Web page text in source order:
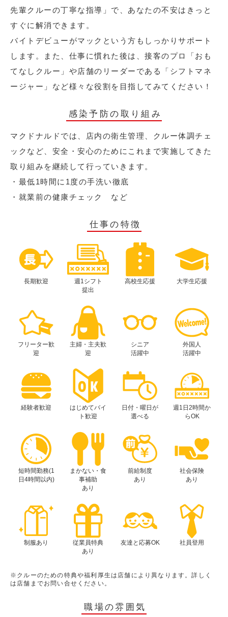
先輩クルーの丁寧な指導」で、あなたの不安はきっと
すぐに解消できます。
バイトデビューがマックという方もしっかりサポート
します。また、仕事に慣れた後は、接客のプロ「おも
てなしクルー」や店舗のリーダーである「シフトマネ
ージャー」など様々な役割を目指してみてください！
感染予防の取り組み
マクドナルドでは、店内の衛生管理、クルー体調チェ
ックなど、安全・安心のためにこれまで実施してきた
取り組みを継続して行っていきます。
・最低1時間に1度の手洗い徹底
・就業前の健康チェック など
仕事の特徴
長期歓迎
週1シフト
提出
高校生応援 大学生応援
フリーター歓
迎
主婦・主夫歓
迎
シニア
活躍中
外国人
活躍中
経験者歓迎
はじめてバイ
ト歓迎
日付・曜日が
選べる
週1日2時間か
らOK
短時間勤務(1
日4時間以内)
まかない・食
事補助
あり
前給制度
あり
社会保険
あり
制服あり
従業員特典
あり
友達と応募OK 社員登用
※クルーのための特典や福利厚生は店舗により異なります。詳しく
は店舗までお問い合せください。
職場の雰囲気